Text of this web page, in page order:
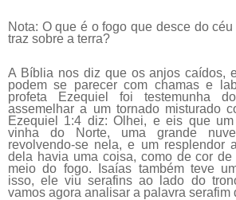
Nota: O que é o fogo que desce do
traz sobre a terra?
A Bíblia nos diz que os anjos caídos,
podem se parecer com chamas e
profeta Ezequiel foi testemunha
assemelhar a um tornado misturado
Ezequiel 1:4 diz: Olhei, e eis que um
vinha do Norte, uma grande
revolvendo-se nela, e um resplendor
dela havia uma coisa, como de cor
meio do fogo. Isaías também teve
isso, ele viu serafins ao lado do
vamos agora analisar a palavra serafim